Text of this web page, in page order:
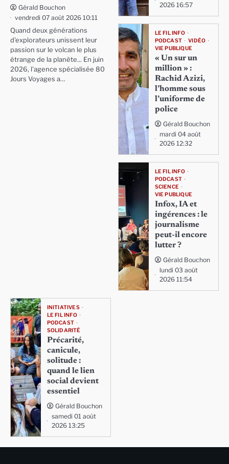
Gérald Bouchon
vendredi 07 août 2026 10:11
Quand deux générations
d'explorateurs unissent leur
passion sur le volcan le plus
étrange de la planète... En juin
2026, l'agence spécialisée 80
Jours Voyages a…
2026 16:57
LE FIL INFO
PODCAST
VIDÉO
VIE PUBLIQUE
« Un sur un
million » :
Rachid Azizi,
l’homme sous
l’uniforme de
police
Gérald Bouchon
mardi 04 août
2026 12:32
LE FIL INFO
PODCAST
SCIENCE
VIE PUBLIQUE
Infox, IA et
ingérences : le
journalisme
peut-il encore
lutter ?
Gérald Bouchon
lundi 03 août
2026 11:54
INITIATIVES
LE FIL INFO
PODCAST
SOLIDARITÉ
Précarité,
canicule,
solitude :
quand le lien
social devient
essentiel
Gérald Bouchon
samedi 01 août
2026 13:25